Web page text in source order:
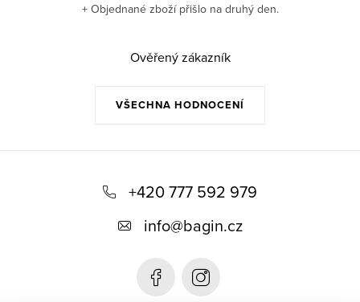
VŠECHNA HODNOCENÍ
+ Objednané zboží přišlo na druhý den.
Ověřený zákazník
+420 777 592 979
info@bagin.cz